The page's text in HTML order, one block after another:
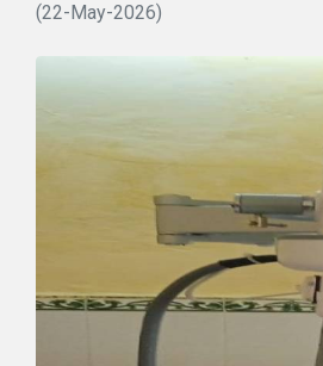
(22-May-2026)